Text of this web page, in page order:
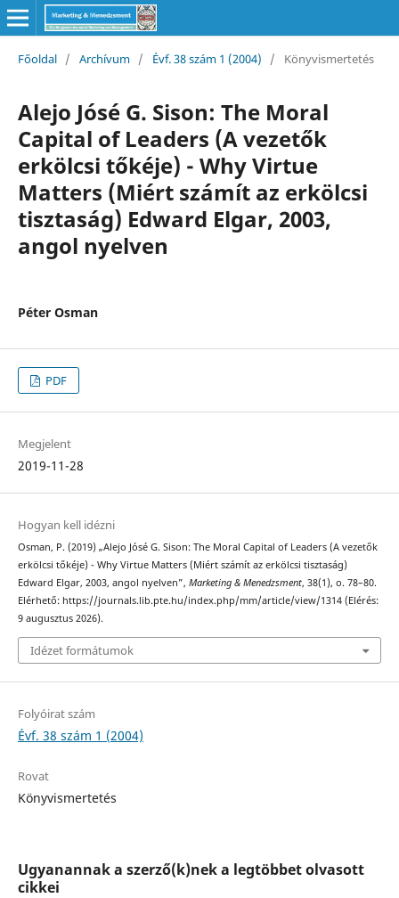
Főoldal / Archívum / Évf. 38 szám 1 (2004) / Könyvismertetés
Alejo Jósé G. Sison: The Moral
Capital of Leaders (A vezetők
erkölcsi tőkéje) - Why Virtue
Matters (Miért számít az erkölcsi
tisztaság) Edward Elgar, 2003,
angol nyelven
Péter Osman
PDF
Megjelent
2019-11-28
Hogyan kell idézni
Osman, P. (2019) „Alejo Jósé G. Sison: The Moral Capital of Leaders (A vezetők
erkölcsi tőkéje) - Why Virtue Matters (Miért számít az erkölcsi tisztaság)
Edward Elgar, 2003, angol nyelven”, Marketing & Menedzsment, 38(1), o. 78–80.
Elérhető: https://journals.lib.pte.hu/index.php/mm/article/view/1314 (Elérés:
9 augusztus 2026).
Idézet formátumok
Folyóirat szám
Évf. 38 szám 1 (2004)
Rovat
Könyvismertetés
Ugyanannak a szerző(k)nek a legtöbbet olvasott
cikkei